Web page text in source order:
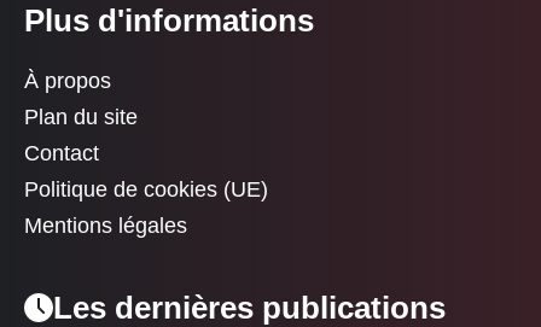
Plus d'informations
À propos
Plan du site
Contact
Politique de cookies (UE)
Mentions légales
Les dernières publications